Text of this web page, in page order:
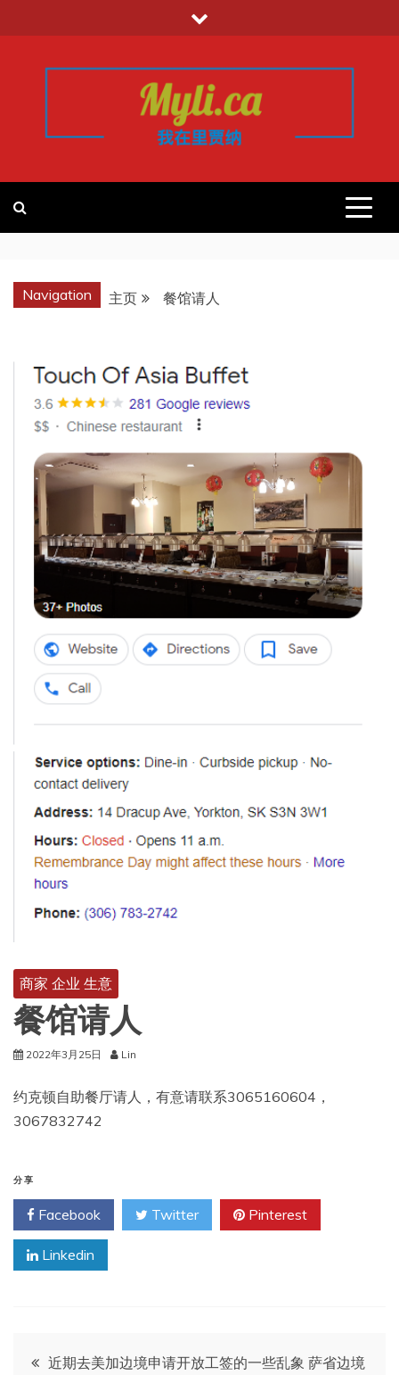
至
我的里贾纳
REGINA
Navigation 主页 餐馆请人
商家 企业 生意
餐馆请人
2022年3月25日 Lin
约克顿自助餐厅请人，有意请联系3065160604，
3067832742
分享
Facebook Twitter Pinterest
Linkedin
文 近期去美加边境申请开放工签的一些乱象 萨省边境